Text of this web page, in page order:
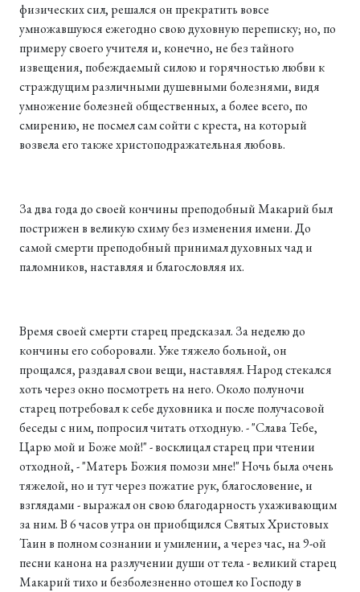
физических сил, решался он прекратить вовсе
умножавшуюся ежегодно свою духовную переписку; но, по
примеру своего учителя и, конечно, не без тайного
извещения, побеждаемый силою и горячностью любви к
страждущим различными душевными болезнями, видя
умножение болезней общественных, а более всего, по
смирению, не посмел сам сойти с креста, на который
возвела его также христоподражательная любовь.
За два года до своей кончины преподобный Макарий был
пострижен в великую схиму без изменения имени. До
самой смерти преподобный принимал духовных чад и
паломников, наставляя и благословляя их.
Время своей смерти старец предсказал. За неделю до
кончины его соборовали. Уже тяжело больной, он
прощался, раздавал свои вещи, наставлял. Народ стекался
хоть через окно посмотреть на него. Около полуночи
старец потребовал к себе духовника и после получасовой
беседы с ним, попросил читать отходную. - "Слава Тебе,
Царю мой и Боже мой!" - восклицал старец при чтении
отходной, - "Матерь Божия помози мне!" Ночь была очень
тяжелой, но и тут через пожатие рук, благословение, и
взглядами - выражал он свою благодарность ухаживающим
за ним. В 6 часов утра он приобщился Святых Христовых
Таин в полном сознании и умилении, а через час, на 9-ой
песни канона на разлучении души от тела - великий старец
Макарий тихо и безболезненно отошел ко Господу в